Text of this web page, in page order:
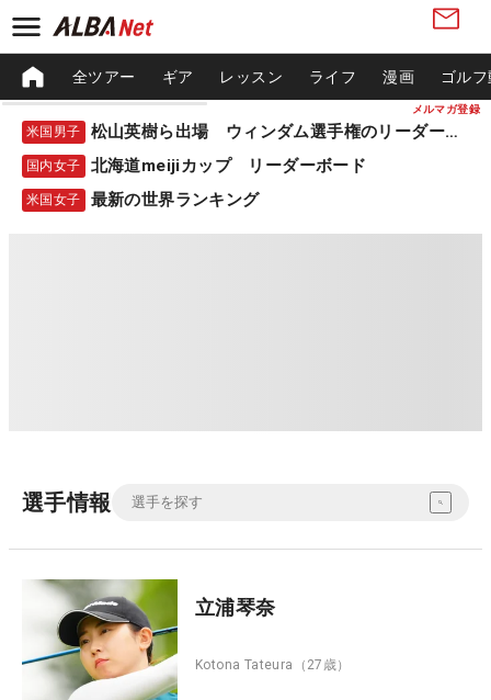
メルマガ登録
全ツアー ギア レッスン ライフ 漫画 ゴル
米国男子 松山英樹ら出場 ウィンダム選手権のリーダーボード
国内女子 北海道meijiカップ リーダーボード
米国女子 最新の世界ランキング
選手情報
立浦琴奈
Kotona Tateura （27歳）